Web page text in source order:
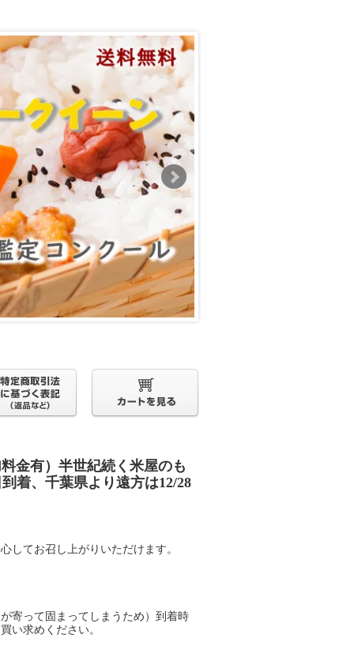
有）半世紀続く米屋のも
着、千葉県より遠方は12/28
してお召し上がりいただけます。
寄って固まってしまうため）到着時
い求めください。